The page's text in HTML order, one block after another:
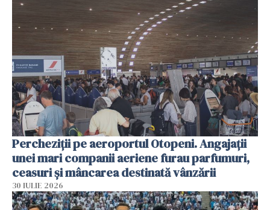
Percheziții pe aeroportul Otopeni. Angajații
unei mari companii aeriene furau parfumuri,
ceasuri și mâncarea destinată vânzării
30 IULIE 2026